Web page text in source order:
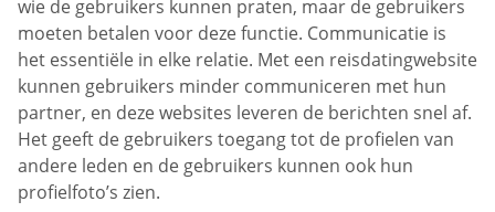
wie de gebruikers kunnen praten, maar de gebruikers
moeten betalen voor deze functie. Communicatie is
het essentiële in elke relatie. Met een reisdatingwebsite
kunnen gebruikers minder communiceren met hun
partner, en deze websites leveren de berichten snel af.
Het geeft de gebruikers toegang tot de profielen van
andere leden en de gebruikers kunnen ook hun
profielfoto’s zien.